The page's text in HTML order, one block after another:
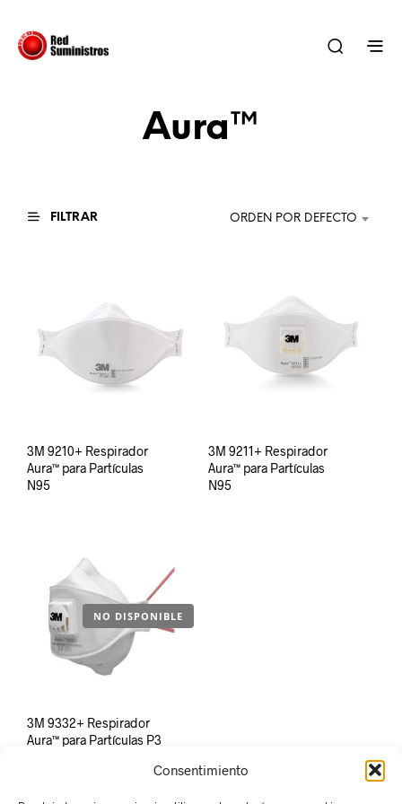
Consentimiento
Aura™
FILTRAR ORDEN POR DEFECTO
3M 9210+ Respirador
Aura™ para Partículas
N95
3M 9211+ Respirador
Aura™ para Partículas
N95
NO DISPONIBLE
3M 9332+ Respirador
Aura™ para Partículas P3